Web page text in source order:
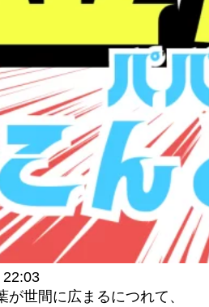
が世間に広まるにつれて、